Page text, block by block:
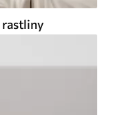
rastliny